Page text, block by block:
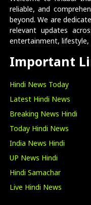
reliable, and
beyond. We are
relevant updates
entertainment, lifestyle,
Important
Hindi News Today
Latest Hindi News
Breaking News Hindi
Today Hindi News
India News Hindi
UP News Hindi
Hindi Samachar
Live Hindi News